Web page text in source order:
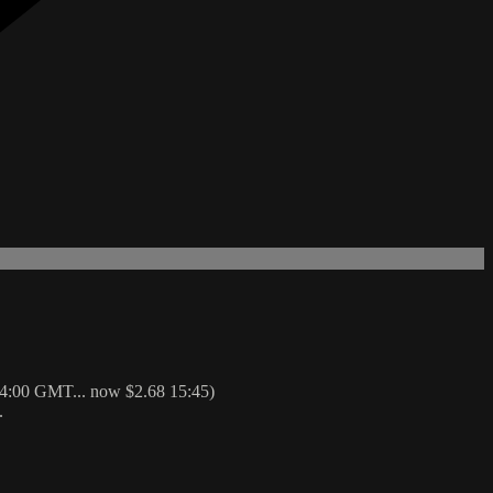
GMT... now $2.68 15:45)